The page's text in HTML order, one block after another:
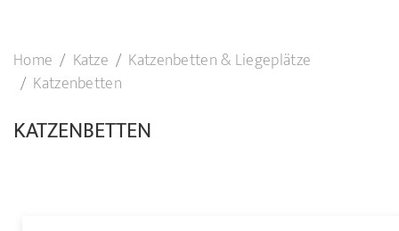
Home Katze
Katzenbetten & Liegeplätze
Katzenbetten
KATZENBETTEN